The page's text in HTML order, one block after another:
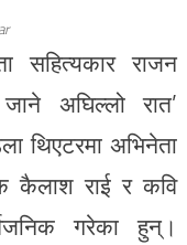
सहित्यकार राजन
अघिल्लो रात’
थिएटरमा अभिनेता
कैलाश राई र कवि
गरेका हुन्।